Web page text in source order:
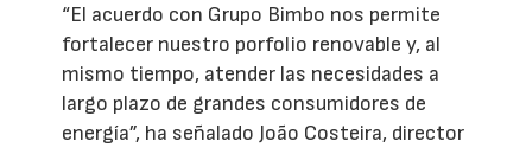
“El acuerdo con Grupo Bimbo nos permite
fortalecer nuestro porfolio renovable y, al
mismo tiempo, atender las necesidades a
largo plazo de grandes consumidores de
energía”, ha señalado João Costeira, director